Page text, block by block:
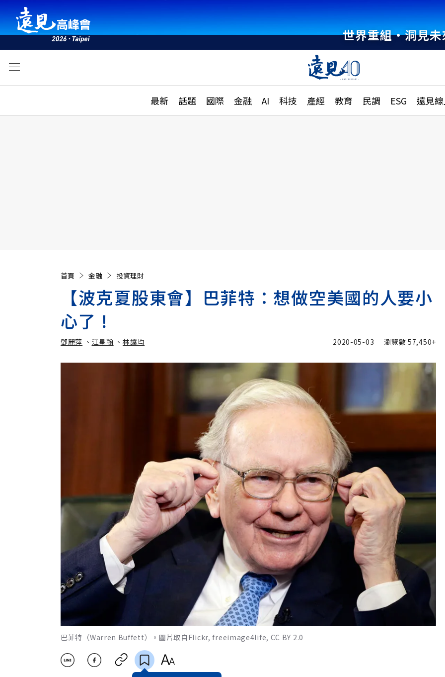
世界重組・洞見
最新 話題 國際 金融 AI 科技 產經 教育 民調 ESG 遠見
活動
話題
國際
特輯
大學升學、職涯攻略
縣市施政調查全解析
首頁 金融 投資理財
【波克夏股東會】巴菲特：想做空美國的人要小
心了！
鄧麗萍 、 江星翰
加入追蹤
、林讓均
加入追蹤
2020-05-03 瀏覽數57,450+
巴菲特（Warren Buffett）。圖片取自Flickr, freeimage4life, CC BY 2.0